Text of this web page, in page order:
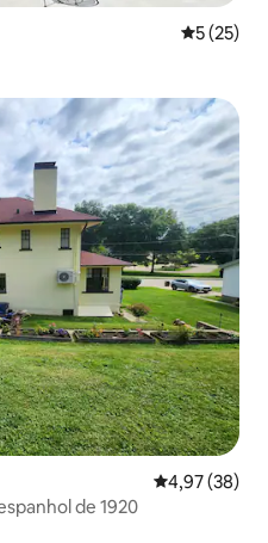
5 de uma
5 (25)
4,97 de uma
4,97 (38)
de 1920